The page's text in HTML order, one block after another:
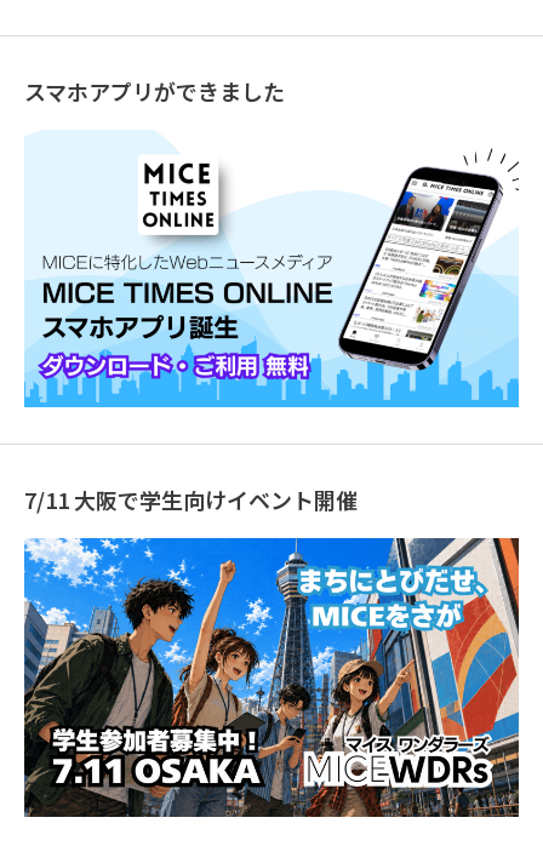
スマホアプリができました
7/11 大阪で学生向けイベント開催